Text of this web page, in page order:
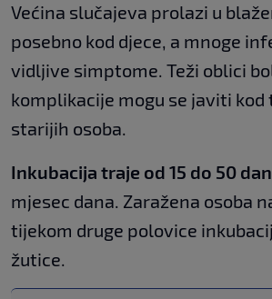
Većina slučajeva prolazi u
posebno kod djece, a mnoge
vidljive simptome. Teži oblici
komplikacije mogu se javiti kod
starijih osoba.
Inkubacija traje od 15 do 50
mjesec dana. Zaražena osoba
tijekom druge polovice
žutice.